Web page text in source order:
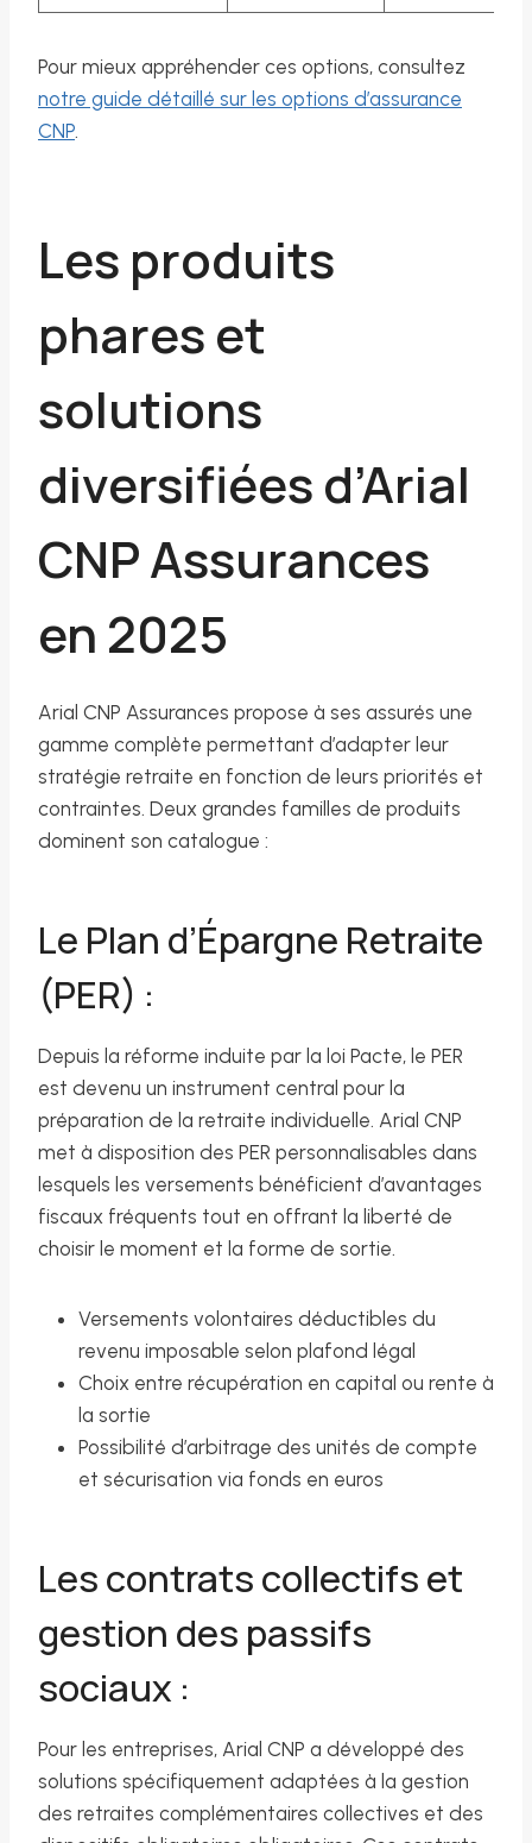
Pour mieux appréhender ces options, consultez
notre guide détaillé sur les options d’assurance
CNP
Les produits
phares et
solutions
diversifiées d’Arial
CNP Assurances
en 2025
Arial CNP Assurances propose à ses assurés une
gamme complète permettant d’adapter leur
stratégie retraite en fonction de leurs priorités et
contraintes. Deux grandes familles de produits
dominent son catalogue :
Le Plan d’Épargne Retraite
(PER) :
Depuis la réforme induite par la loi Pacte, le PER
est devenu un instrument central pour la
préparation de la retraite individuelle. Arial CNP
met à disposition des PER personnalisables dans
lesquels les versements bénéficient d’avantages
fiscaux fréquents tout en offrant la liberté de
choisir le moment et la forme de sortie.
Versements volontaires déductibles du
revenu imposable selon plafond légal
Choix entre récupération en capital ou rente à
la sortie
Possibilité d’arbitrage des unités de compte
et sécurisation via fonds en euros
Les contrats collectifs et
gestion des passifs
sociaux :
Pour les entreprises, Arial CNP a développé des
solutions spécifiquement adaptées à la gestion
des retraites complémentaires collectives et des